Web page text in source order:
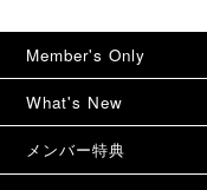
Member's Only
What's New
メンバー特典